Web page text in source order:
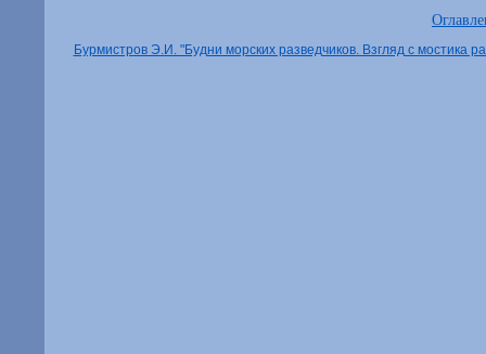
Бурмистров Э.И. "Будни морских разведчиков. Взгляд с мостика